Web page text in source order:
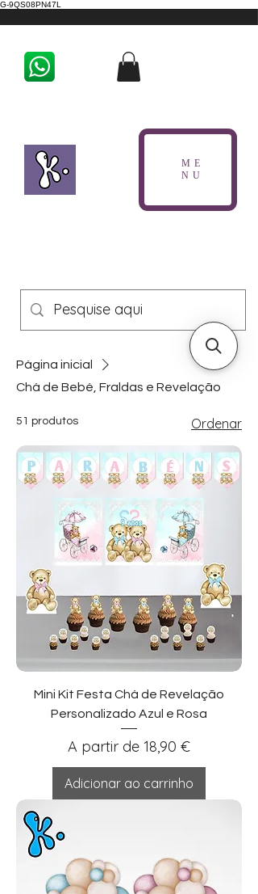
G-9QS08PN47L
ME
NU
Página inicial
Chá de Bebé, Fraldas e Revelação
51 produtos Ordenar
Mini Kit Festa Chá de Revelação
Personalizado Azul e Rosa
A partir de 18,90 €
Preço promocional
Adicionar ao carrinho